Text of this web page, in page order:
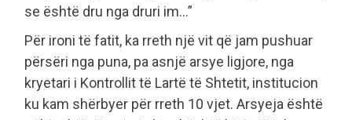
se është dru nga druri im…”
Për ironi të fatit, ka rreth një vit që jam pushuar
përsëri nga puna, pa asnjë arsye ligjore, nga
kryetari i Kontrollit të Lartë të Shtetit, institucion
ku kam shërbyer për rreth 10 vjet. Arsyeja është